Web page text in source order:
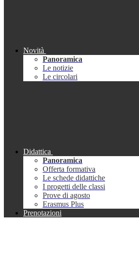
Novità
Panoramica
Le notizie
Le circolari
Didattica
Panoramica
Offerta formativa
Le schede didattiche
I progetti delle classi
Prove di agosto
Erasmus Plus
Prenotazioni